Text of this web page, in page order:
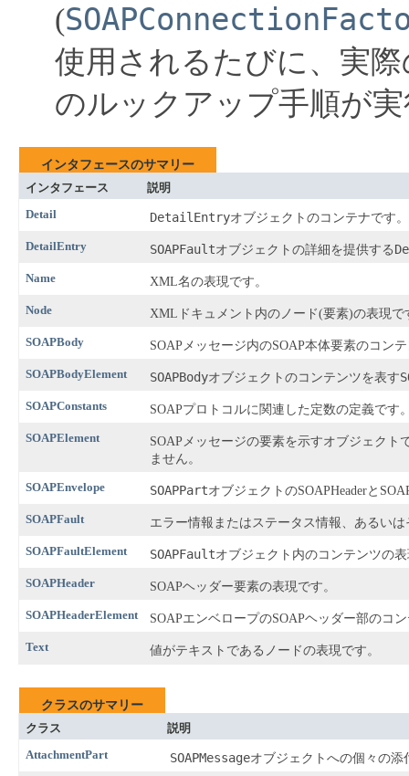
(
使用されるたびに、実
のルックアップ手順が
インタフェースのサマリー
インタフェース
説明
Detail
DetailEntryオブジェクトのコンテナです。
DetailEntry SOAPFaultオブジェクトの詳細を提供する
Name XML名の表現です。
Node XMLドキュメント内のノード(要素)の表現で
SOAPBody SOAPメッセージ内のSOAP本体要素のコン
SOAPBodyElement SOAPBodyオブジェクトのコンテンツを表す
SOAPConstants SOAPプロトコルに関連した定数の定義です
SOAPElement
SOAPメッセージの要素を示すオブジェク
ません。
SOAPEnvelope SOAPPartオブジェクトのSOAPHeaderと
SOAPFault エラー情報またはステータス情報、あるい
SOAPFaultElement SOAPFaultオブジェクト内のコンテンツの
SOAPHeader SOAPヘッダー要素の表現です。
SOAPHeaderElement SOAPエンベロープのSOAPヘッダー部のコ
Text 値がテキストであるノードの表現です。
クラスのサマリー
クラス
説明
AttachmentPart
SOAPMessageオブジェクトへの個々の添